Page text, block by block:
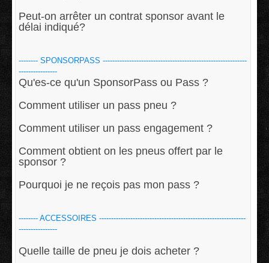
Peut-on arrêter un contrat sponsor avant le
délai indiqué?
-------- SPONSORPASS ------------------------------------------------------------
----------------
Qu'es-ce qu'un SponsorPass ou Pass ?
Comment utiliser un pass pneu ?
Comment utiliser un pass engagement ?
Comment obtient on les pneus offert par le
sponsor ?
Pourquoi je ne reçois pas mon pass ?
-------- ACCESSOIRES -------------------------------------------------------------
----------------
Quelle taille de pneu je dois acheter ?